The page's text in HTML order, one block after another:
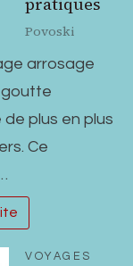
Povoski
arrosage
plus en plus
Ce
VOYAGES